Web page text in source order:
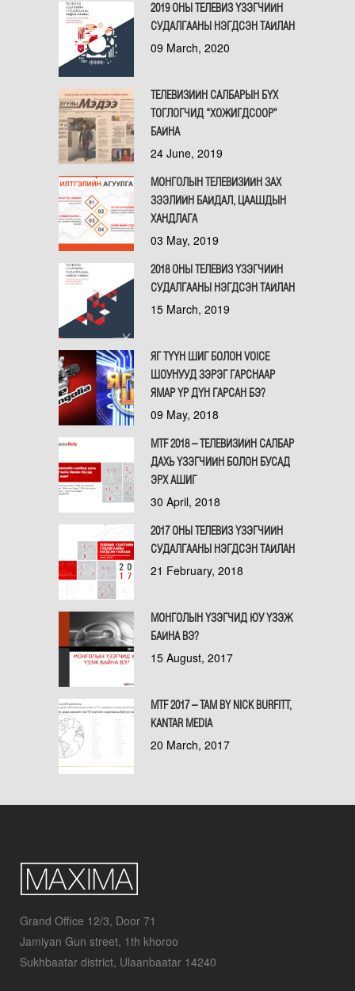
2019 ОНЫ ТЕЛЕВИЗ ҮЗЭГЧИЙН
СУДАЛГААНЫ НЭГДСЭН ТАЙЛАН
09 March, 2020
ТЕЛЕВИЗИЙН САЛБАРЫН БҮХ
ТОГЛОГЧИД “ХОЖИГДСООР”
БАЙНА
24 June, 2019
МОНГОЛЫН ТЕЛЕВИЗИЙН ЗАХ
ЗЭЭЛИЙН БАЙДАЛ, ЦААШДЫН
ХАНДЛАГА
03 May, 2019
2018 ОНЫ ТЕЛЕВИЗ ҮЗЭГЧИЙН
СУДАЛГААНЫ НЭГДСЭН ТАЙЛАН
15 March, 2019
ЯГ ТҮҮН ШИГ БОЛОН VOICE
ШОУНУУД ЗЭРЭГ ГАРСНААР
ЯМАР ҮР ДҮН ГАРСАН БЭ?
09 May, 2018
MTF 2018 – ТЕЛЕВИЗИЙН САЛБАР
ДАХЬ ҮЗЭГЧИЙН БОЛОН БУСАД
ЭРХ АШИГ
30 April, 2018
2017 ОНЫ ТЕЛЕВИЗ ҮЗЭГЧИЙН
СУДАЛГААНЫ НЭГДСЭН ТАЙЛАН
21 February, 2018
МОНГОЛЫН ҮЗЭГЧИД ЮУ ҮЗЭЖ
БАЙНА ВЭ?
15 August, 2017
MTF 2017 – TAM BY NICK BURFITT,
KANTAR MEDIA
20 March, 2017
Grand Office 12/3, Door 71
Jamiyan Gun street, 1th khoroo
Sukhbaatar district, Ulaanbaatar 14240